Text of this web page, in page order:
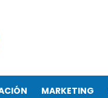
MARKETING